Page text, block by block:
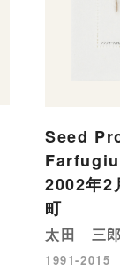
Seed
2002年2
町
太田 三
1991-2015